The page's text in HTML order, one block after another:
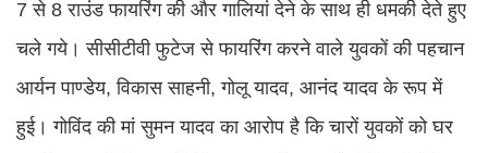
7 से 8 राउंड फायरिंग की और गालियां देने के साथ ही धमकी देते हुए
चले गये। सीसीटीवी फुटेज से फायरिंग करने वाले युवकों की पहचान
आर्यन पाण्डेय, विकास साहनी, गोलू यादव, आनंद यादव के रूप में
हुई। गोविंद की मां सुमन यादव का आरोप है कि चारों युवकों को घर